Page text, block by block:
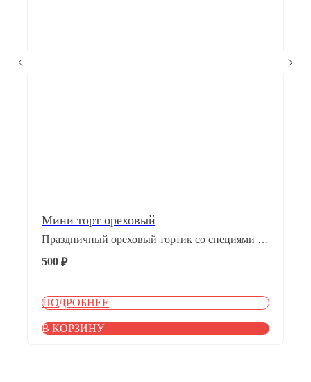
Мини торт ореховый
Праздничный ореховый тортик со специями и
500 ₽
ПОДРОБНЕЕ
В КОРЗИНУ